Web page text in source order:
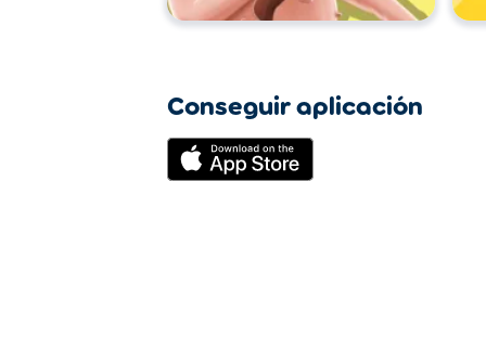
Conseguir aplicación